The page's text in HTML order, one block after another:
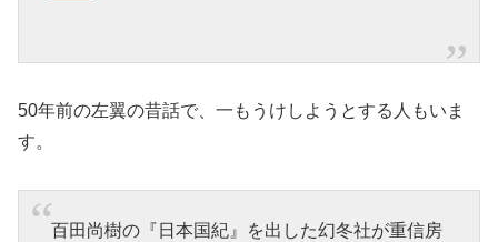
50年前の左翼の昔話で、一もうけしようとする人もいま
す。
百田尚樹の『日本国紀』を出した幻冬社が重信房